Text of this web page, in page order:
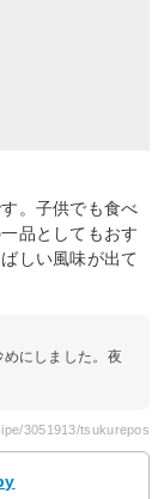
。子供でも食べ
品としてもおす
しい風味が出て
にしました。夜
3051913/tsukurepos